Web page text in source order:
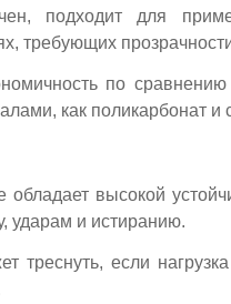
подходит для
требующих
по сравнению
как поликарбонат и
обладает высокой
ударам и истиранию.
треснуть, если